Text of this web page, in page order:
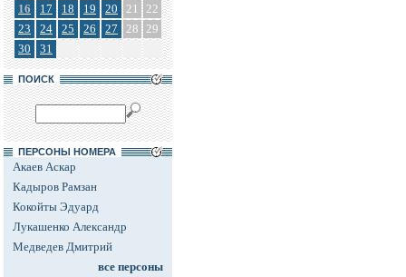
16
17 18 19 20 21
22
23
24 25 26 27 28 29
30
31
ПОИСК
ПЕРСОНЫ НОМЕРА
Акаев Аскар
Кадыров Рамзан
Кокойты Эдуард
Лукашенко Александр
Медведев Дмитрий
все персоны